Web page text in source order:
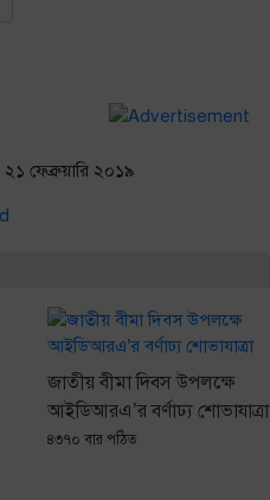
ফেব্রুয়ারি ২০১৯
জাতীয় বীমা দিবস উপলক্ষে
আইডিআরএ’র বর্ণাঢ্য শোভাযাত্রা
৪৩৭০ বার পঠিত